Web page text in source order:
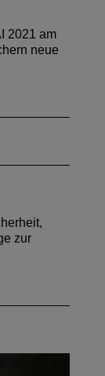
2021 am
neue
zur